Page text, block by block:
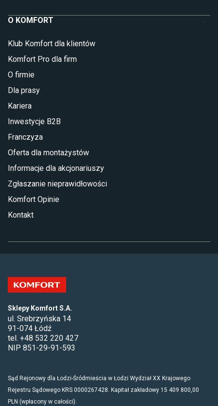
O KOMFORT
Klub Komfort dla klientów
Komfort Pro dla firm
O firmie
Dla prasy
Kariera
Inwestycje B2B
Franczyza
Oferta dla montażystów
Informacje dla akcjonariuszy
Zgłaszanie nieprawidłowości
Komfort Opinie
Kontakt
Sklepy Komfort S.A.
ul. Srebrzyńska 14
91-074 Łódź
tel. +48 532 220 427
NIP 851-29-91-593
Sąd Rejonowy dla Łodzi-Śródmieścia w Łodzi Wydział XX Krajowego
Rejestru Sądowego KRS 0000267428. Kapitał zakładowy 15 409 800,00
PLN (wpłacony w całości).